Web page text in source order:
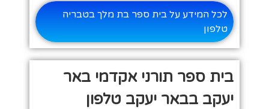
לכל המידע על בית ספר בת מלך בטבריה
טלפון
בית ספר תורני אקדמי באר
יעקב בבאר יעקב טלפון